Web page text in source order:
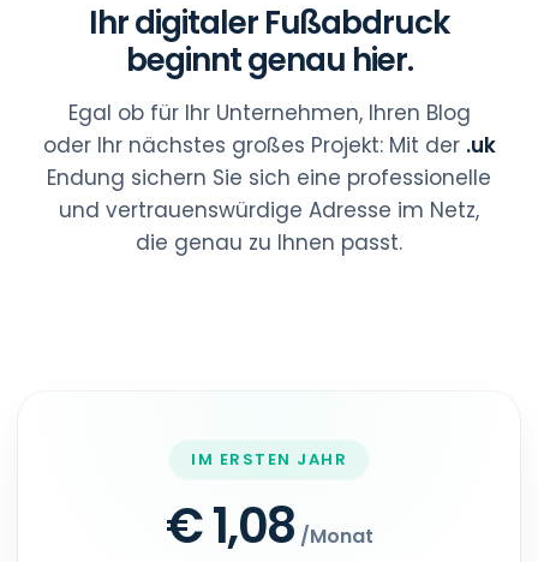
Ihr digitaler Fußabdruck
beginnt genau hier.
Egal ob für Ihr Unternehmen, Ihren Blog
oder Ihr nächstes großes Projekt: Mit der .uk
Endung sichern Sie sich eine professionelle
und vertrauenswürdige Adresse im Netz,
die genau zu Ihnen passt.
IM ERSTEN JAHR
€ 1,08 /Monat